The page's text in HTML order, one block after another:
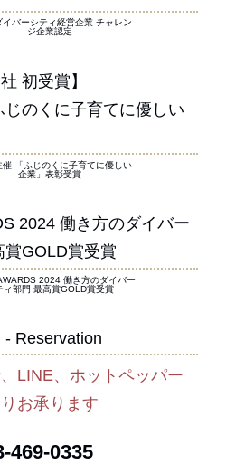
初受賞】
のくに子育てに優しい
2024 働き方のダイバー
賞GOLD賞受賞
- Reservation
LINE、ホットペッパー
お承ります
469-0335